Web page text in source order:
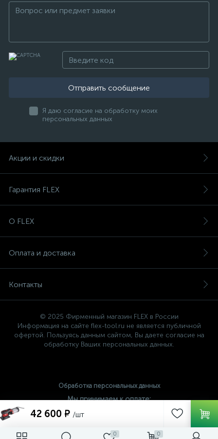
0 0
42 600 ₽ /шт
Отправить сообщение
Я даю согласие на обработку моих
персональных данных
Акции и скидки
Гарантия FLEX
О FLEX
Оплата и доставка
Контакты
© 2025 Фирменный магазин FLEX в России
Информация на сайте flex-tool.ru не является публичной
офертой. Пользуясь данным сайтом, Вы даете согласие на
обработку Ваших персональных данных.
Обработка персональных данных
Мы принимаем к оплате: